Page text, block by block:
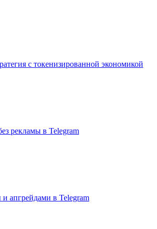
с токенизированной экономикой
рекламы в Telegram
апгрейдами в Telegram